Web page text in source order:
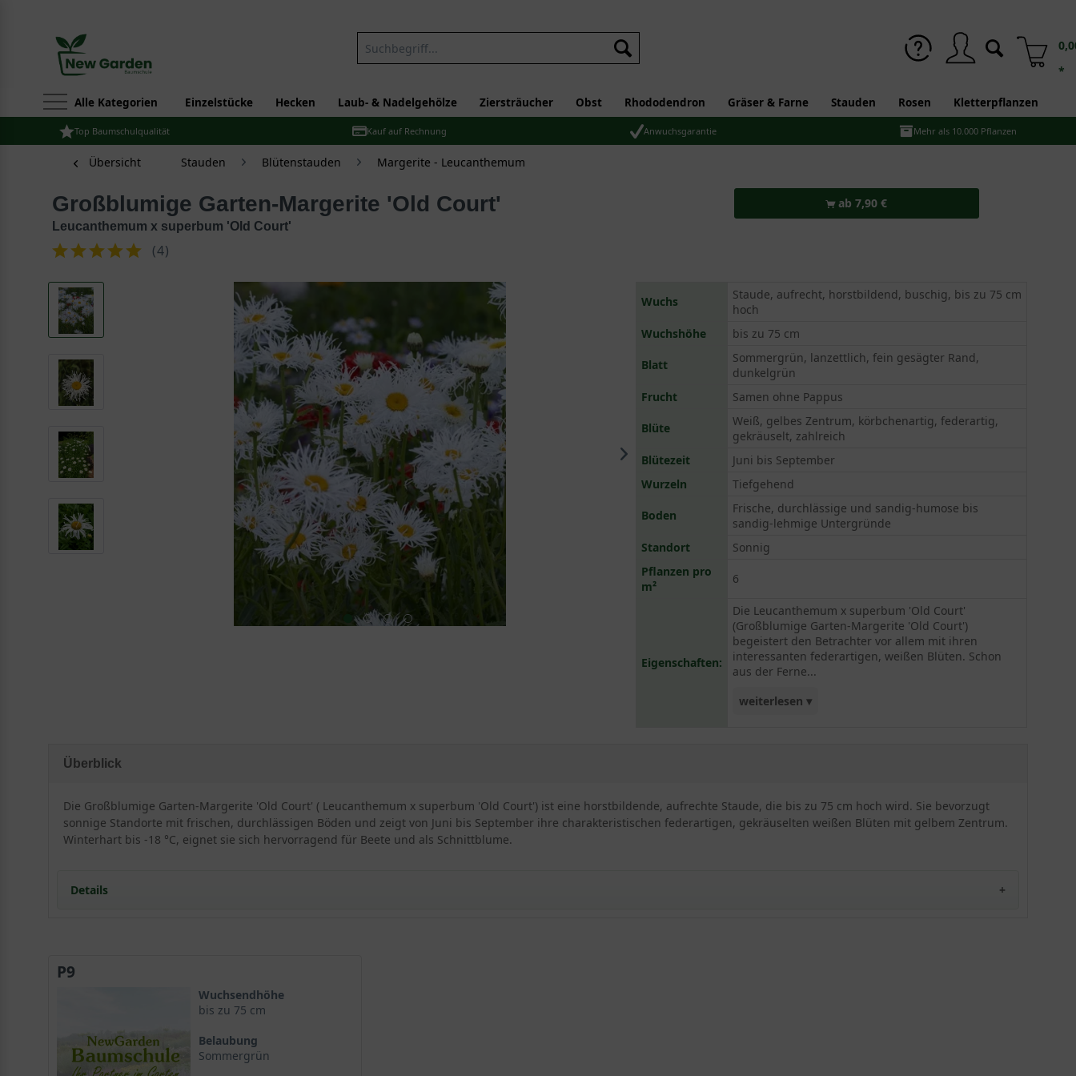
*
Alle Kategorien Einzelstücke Hecken Laub- & Nadelgehölze Ziersträucher Obst Rhododendron Gräser & Farne Stauden Rosen Kletterpflanzen
Top Baumschulqualität Kauf auf Rechnung Anwuchsgarantie Mehr als 10.000 Pflanzen
Übersicht Stauden Blütenstauden Margerite - Leucanthemum
Großblumige Garten-Margerite 'Old Court'
Leucanthemum x superbum 'Old Court'
(4)
ab 7,90 €
Wuchs
Staude, aufrecht, horstbildend, buschig, bis zu 75 cm
hoch
Wuchshöhe
bis zu 75 cm
Blatt
Sommergrün, lanzettlich, fein gesägter Rand,
dunkelgrün
Frucht
Samen ohne Pappus
Blüte
Weiß, gelbes Zentrum, körbchenartig, federartig,
gekräuselt, zahlreich
Blütezeit
Juni bis September
Wurzeln
Tiefgehend
Boden
Frische, durchlässige und sandig-humose bis
sandig-lehmige Untergründe
Standort
Sonnig
Pflanzen pro
m²
6
Eigenschaften:
Die Leucanthemum x superbum 'Old Court'
(Großblumige Garten-Margerite 'Old Court')
begeistert den Betrachter vor allem mit ihren
interessanten federartigen, weißen Blüten. Schon
aus der Ferne...
weiterlesen ▾
finden bis zu 6 Pflanzen Platz. Ob in Einzelstellung
oder aber in kleinen Tuffs von bis zu 3 Pflanzen -
'Old Court' weiß zu überzeugen. Eine
Überblick
Die Großblumige Garten-Margerite 'Old Court' ( Leucanthemum x superbum 'Old Court') ist eine horstbildende, aufrechte Staude, die bis zu 75 cm hoch wird. Sie bevorzugt
sonnige Standorte mit frischen, durchlässigen Böden und zeigt von Juni bis September ihre charakteristischen federartigen, gekräuselten weißen Blüten mit gelbem Zentrum.
Winterhart bis -18 °C, eignet sie sich hervorragend für Beete und als Schnittblume.
Details
Wuchshöhe und Blattwerk
Standort und Bodenansprüche
Der ideale Standort für Leucanthemum x superbum 'Old Court'
Blütenpracht und Laub der 'Old Court'-Margerite
Die federartigen weißen Blüten
P9
Wuchsendhöhe
bis zu 75 cm
Belaubung
Sommergrün